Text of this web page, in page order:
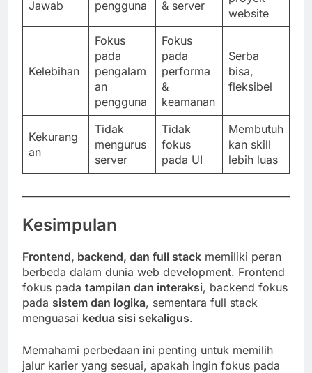
Jawab pengguna & server
website
Kelebihan
Fokus
pada
pengalam
an
pengguna
Fokus
pada
performa
&
keamanan
Serba
bisa,
fleksibel
Kekurang
an
Tidak
mengurus
server
Tidak
fokus
pada UI
Membutuh
kan skill
lebih luas
Kesimpulan
Frontend, backend, dan full stack memiliki peran
berbeda dalam dunia web development. Frontend
fokus pada tampilan dan interaksi, backend fokus
pada sistem dan logika, sementara full stack
menguasai kedua sisi sekaligus.
Memahami perbedaan ini penting untuk memilih
jalur karier yang sesuai, apakah ingin fokus pada